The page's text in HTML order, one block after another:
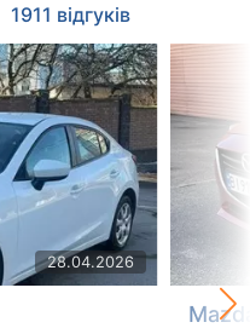
1911 відгуків
28.04.2026